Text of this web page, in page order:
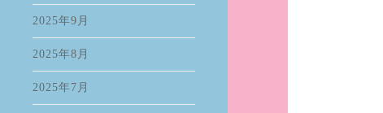
2025年9月
2025年8月
2025年7月